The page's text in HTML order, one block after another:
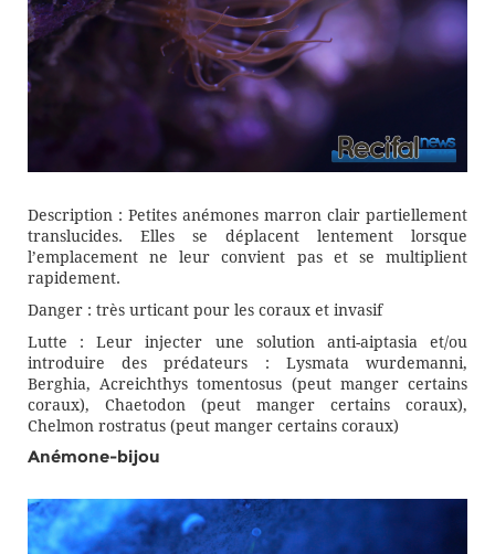
Description : Petites anémones marron clair partiellement
translucides. Elles se déplacent lentement lorsque
l’emplacement ne leur convient pas et se multiplient
rapidement.
Danger : très urticant pour les coraux et invasif
Lutte : Leur injecter une solution anti-aiptasia et/ou
introduire des prédateurs : Lysmata wurdemanni,
Berghia, Acreichthys tomentosus (peut manger certains
coraux), Chaetodon (peut manger certains coraux),
Chelmon rostratus (peut manger certains coraux)
Anémone-bijou